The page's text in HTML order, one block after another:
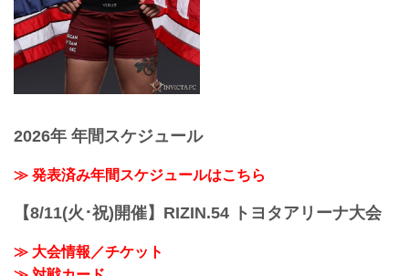
2026年 年間スケジュール
≫ 発表済み年間スケジュールはこちら
【8/11(火･祝)開催】RIZIN.54 トヨタアリーナ大会
≫ 大会情報／チケット